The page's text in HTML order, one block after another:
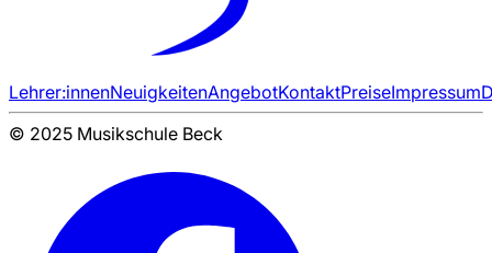
Lehrer:innenNeuigkeitenAngebotKontaktPreiseImpressum
© 2025 Musikschule Beck